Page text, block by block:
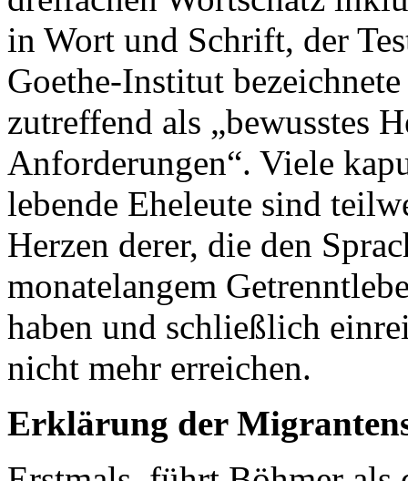
in Wort und Schrift, der
Goethe-Institut
zutreffend als „bewusstes
Anforderungen“. Viele
lebende Eheleute sind
Herzen derer, die den
monatelangem
haben und schließlich
nicht mehr erreichen.
Erklärung der